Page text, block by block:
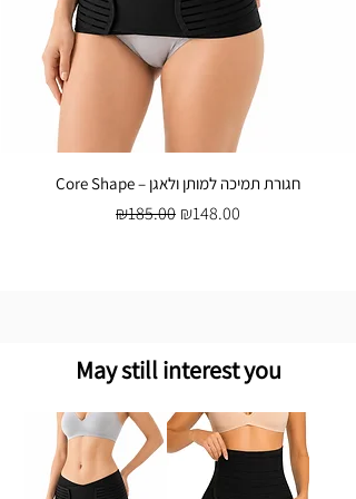
Core Shape – חגורת תמיכה למותן ולאגן
Regular Price
₪185.00 Sale Price
₪148.00
May still interest you